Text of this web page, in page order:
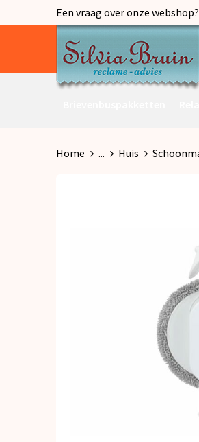
Een vraag over onze
Home ... Huis